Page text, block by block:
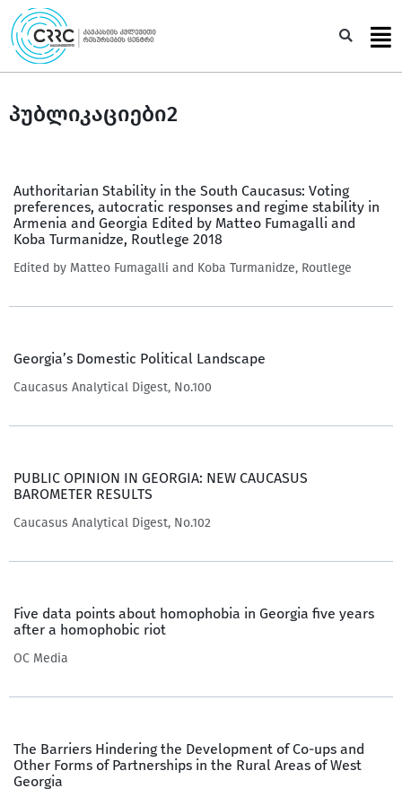
Skip
to
content
პუბლიკაციები2
Authoritarian Stability in the South Caucasus: Voting
preferences, autocratic responses and regime stability in
Armenia and Georgia Edited by Matteo Fumagalli and
Koba Turmanidze, Routlege 2018
Edited by Matteo Fumagalli and Koba Turmanidze, Routlege
Georgia’s Domestic Political Landscape
Caucasus Analytical Digest, No.100
PUBLIC OPINION IN GEORGIA: NEW CAUCASUS
BAROMETER RESULTS
Caucasus Analytical Digest, No.102
Five data points about homophobia in Georgia five years
after a homophobic riot
OC Media
The Barriers Hindering the Development of Co-ups and
Other Forms of Partnerships in the Rural Areas of West
Georgia